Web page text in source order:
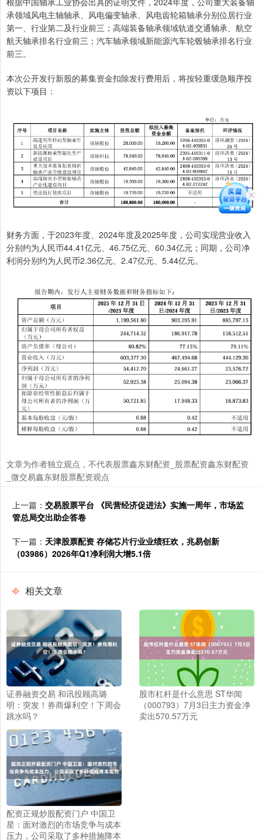
承领域风电主轴轴承、风电偏变轴承、风电齿轮箱轴承分别位居行业
第一、行业第二及行业前三；高端装备轴承领域轨道交通轴承、航空
航天轴承排名行业前三；汽车轴承领域新能源汽车轮毂轴承排名行业
前三。
本次公开发行新股的募集资金扣除发行费用后，将按轻重缓急顺序投
资以下项目：
财务方面，于2023年度、2024年度及2025年度，公司实现营业收入
分别约为人民币44.41亿元、46.75亿元、60.34亿元；同期，公司净
利润分别约为人民币2.36亿元、2.47亿元、5.44亿元。
文章为作者独立观点，不代表股票鑫东财配资_股票配资鑫东财配资
_微交易鑫东财股票配资观点
上一篇： 交易股票平台 《民营经济促进法》实施一周年，市场监
管总局交出助企答卷
下一篇： 天津股票配资 存储芯片行业业绩狂欢，兆易创新
（03986）2026年Q1净利润大增5.1倍
相关文章
证券融资交易 和讯投顾高璐
明：突发！券商爆利空！下周会
跳水吗？
股市杠杆是什么意思 ST华闻
（000793）7月3日主力资金净
卖出570.57万元
配资正规炒股配资门户 中国卫
星：面对激烈的市场竞争与成本
压力，公司采取了多种措施降本